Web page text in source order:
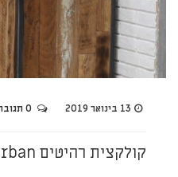
13 בינואר 2019
קולקצית רהיטים Urban